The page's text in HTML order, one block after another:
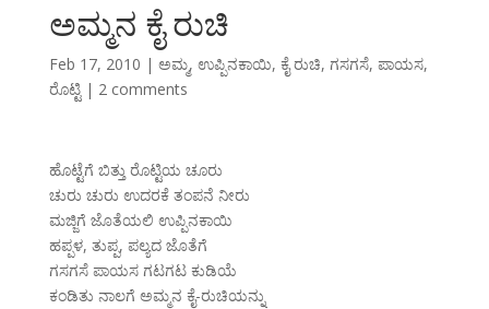
ಅಮ್ಮನ ಕೈ ರುಚಿ
Feb 17, 2010 | ಅಮ್ಮ, ಉಪ್ಪಿನಕಾಯಿ, ಕೈ ರುಚಿ, ಗಸಗಸೆ, ಪಾಯಸ,
ರೊಟ್ಟಿ| 2 comments
ಹೊಟ್ಟೆಗೆ ಬಿತ್ತು ರೊಟ್ಟಿಯ ಚೂರು
ಚುರು ಚುರು ಉದರಕೆ ತಂಪನೆ ನೀರು
ಮಜ್ಜಿಗೆ ಜೊತೆಯಲಿ ಉಪ್ಪಿನಕಾಯಿ
ಹಪ್ಪಳ, ತುಪ್ಪ, ಪಲ್ಯದ ಜೊತೆಗೆ
ಗಸಗಸೆ ಪಾಯಸ ಗಟಗಟ ಕುಡಿಯೆ
ಕಂಡಿತು ನಾಲಗೆ ಅಮ್ಮನ ಕೈ-ರುಚಿಯನ್ನು